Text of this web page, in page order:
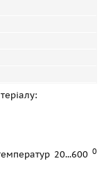
20...600 0